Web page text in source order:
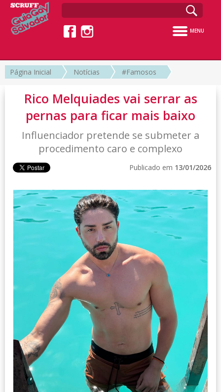
MENU
Página Inicial Notícias #Famosos
Rico Melquiades vai serrar as
pernas para ficar mais baixo
Influenciador pretende se submeter a
procedimento caro e complexo
Publicado em 13/01/2026